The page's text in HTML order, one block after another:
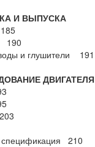
И ВЫПУСКА
190
и глушители 191
ДВИГАТЕЛЯ
210